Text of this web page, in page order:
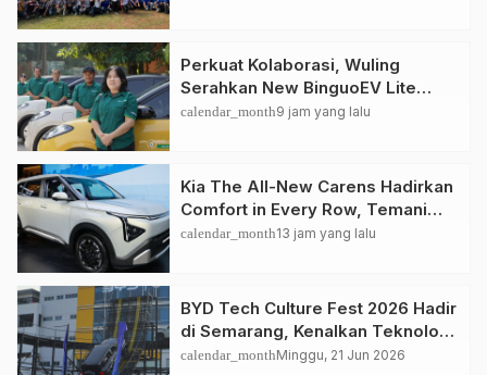
Perkuat Kolaborasi, Wuling
Serahkan New BinguoEV Lite
untuk GrabRentals
calendar_month9 jam yang lalu
Kia The All-New Carens Hadirkan
Comfort in Every Row, Temani
Perjalanan Keluarga Lebih
calendar_month13 jam yang lalu
BYD Tech Culture Fest 2026 Hadir
di Semarang, Kenalkan Teknologi
EV dan Dual Mode ke Masyarakat
calendar_monthMinggu, 21 Jun 2026